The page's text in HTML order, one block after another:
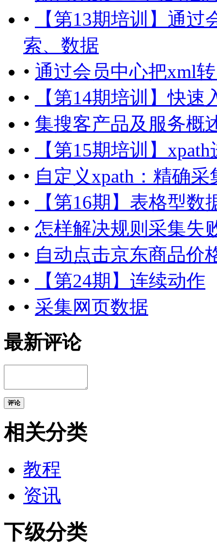
•
【第13期培训】通
索、数据
• 通过会员中心把xml
•
【第14期培训】快
• 集搜客产品及服务概
•
【第15期培训】
• 自定义xpath：精确采
•
【第16期】表格型数
• 怎样解决规则采集失
• 自动点击京东商品价
•
【第24期】连续动作
• 采集网页数据
最新评论
评论
相关分类
教程
资讯
下级分类